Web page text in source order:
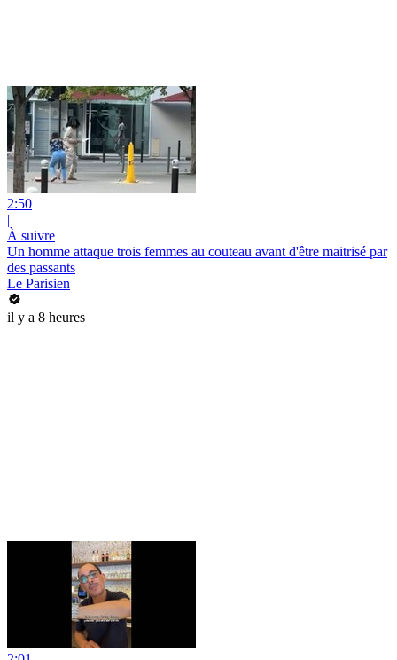
2:50
|
À suivre
Un homme attaque trois femmes au couteau avant d'être maitrisé par
des passants
Le Parisien
il y a 8 heures